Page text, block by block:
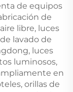
de equipos
de
libre, luces
lavado de
luces
luminosos,
en
orillas de